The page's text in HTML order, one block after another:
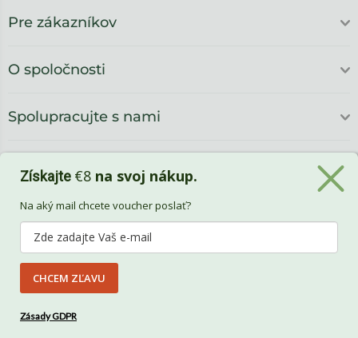
Pre zákazníkov
O spoločnosti
Spolupracujte s nami
Benlemi
Získajte €8 na svoj nákup.
Na aký mail chcete voucher poslať?
CHCEM ZĽAVU
Zásady GDPR